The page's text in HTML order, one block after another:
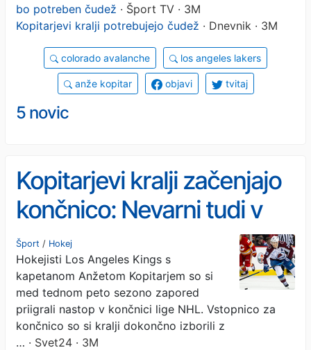
bo potreben čudež · Šport TV · 3M
Kopitarjevi kralji potrebujejo čudež · Dnevnik · 3M
colorado avalanche los angeles lakers
anže kopitar objavi tvitaj
5 novic
Kopitarjevi kralji začenjajo
končnico: Nevarni tudi v
vlogi avtsajderjev
Šport / Hokej
Hokejisti Los Angeles Kings s
kapetanom Anžetom Kopitarjem so si
med tednom peto sezono zapored
priigrali nastop v končnici lige NHL. Vstopnico za
končnico so si kralji dokončno izborili z
… · Svet24 · 3M